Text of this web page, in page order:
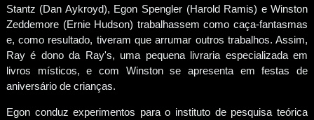
Stantz (Dan Aykroyd), Egon Spengler (Harold Ramis) e Winston
Zeddemore (Ernie Hudson) trabalhassem como caça-fantasmas
e, como resultado, tiveram que arrumar outros trabalhos. Assim,
Ray é dono da Ray's, uma pequena livraria especializada em
livros místicos, e com Winston se apresenta em festas de
aniversário de crianças.
Egon conduz experimentos para o instituto de pesquisa teórica